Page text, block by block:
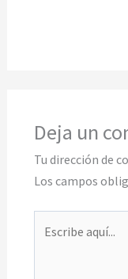
Deja un
Tu dirección de
Los campos
aquí...